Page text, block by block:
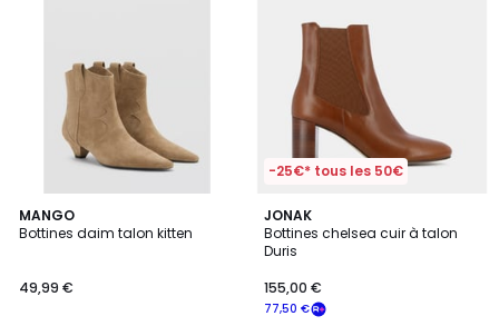
MANGO
Bottines daim talon kitten
49,99 €
-25€* tous les 50€
JONAK
Bottines chelsea cuir à talon
Duris
77,50 €
155,00 €
3
/
5